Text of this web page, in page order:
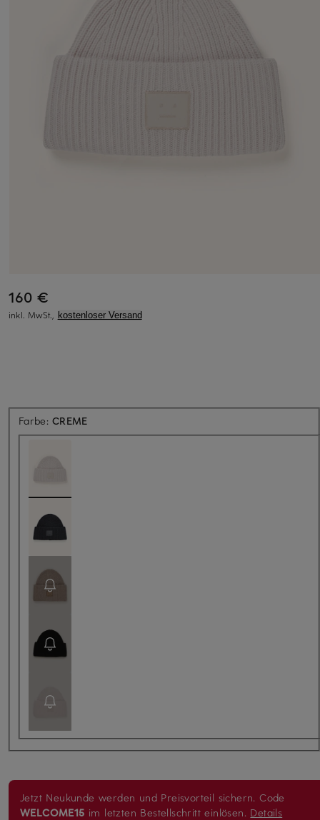
160 €
inkl. MwSt., kostenloser Versand
Farbe:CREME
Jetzt Neukunde werden und Preisvorteil sichern. Code
WELCOME15 im letzten Bestellschritt einlösen. Details